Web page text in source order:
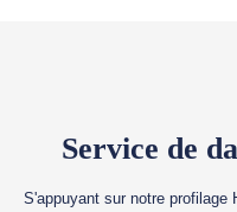
Service de
S'appuyant sur notre profilage